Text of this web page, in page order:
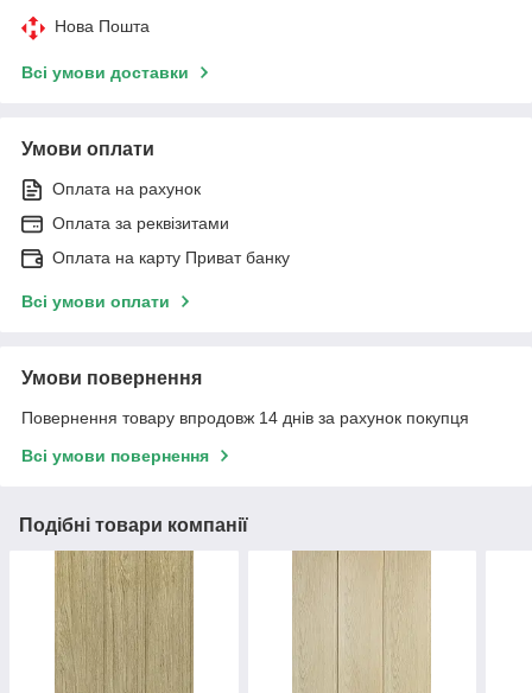
Нова Пошта
Всі умови доставки
Умови оплати
Оплата на рахунок
Оплата за реквізитами
Оплата на карту Приват банку
Всі умови оплати
Умови повернення
Повернення товару впродовж 14 днів за рахунок покупця
Всі умови повернення
Подібні товари компанії